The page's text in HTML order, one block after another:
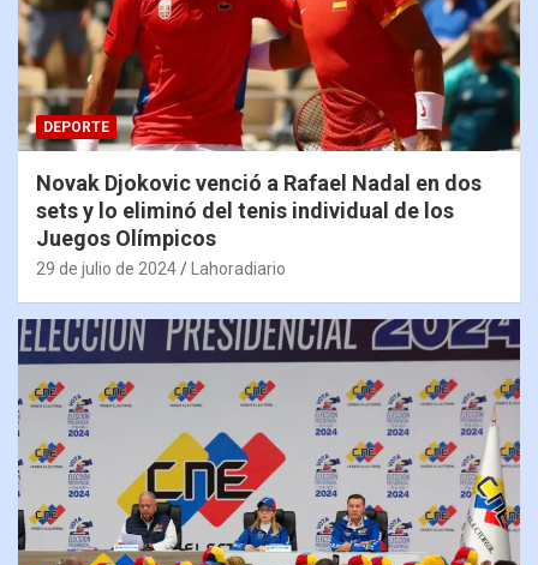
DEPORTE
Novak Djokovic venció a Rafael Nadal en dos
sets y lo eliminó del tenis individual de los
Juegos Olímpicos
29 de julio de 2024 Lahoradiario